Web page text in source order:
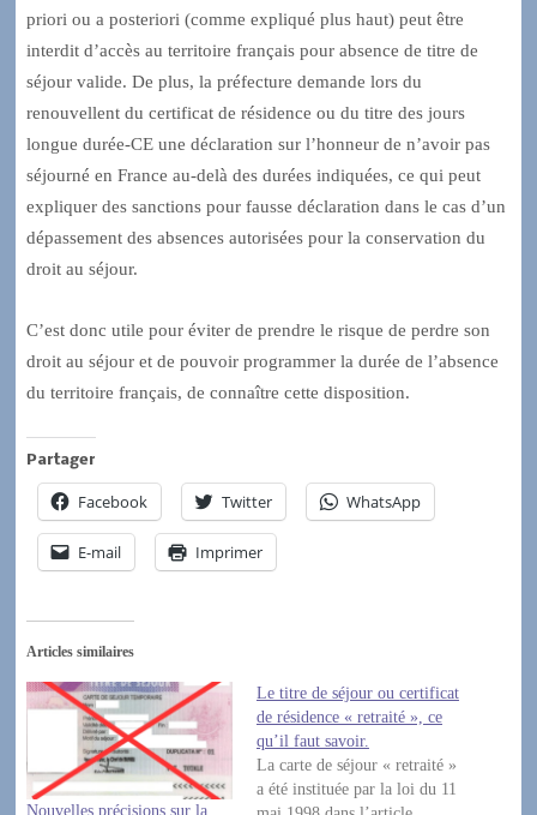
priori ou a posteriori (comme expliqué plus haut) peut être
interdit d’accès au territoire français pour absence de titre de
séjour valide. De plus, la préfecture demande lors du
renouvellent du certificat de résidence ou du titre des jours
longue durée-CE une déclaration sur l’honneur de n’avoir pas
séjourné en France au-delà des durées indiquées, ce qui peut
expliquer des sanctions pour fausse déclaration dans le cas d’un
dépassement des absences autorisées pour la conservation du
droit au séjour.
C’est donc utile pour éviter de prendre le risque de perdre son
droit au séjour et de pouvoir programmer la durée de l’absence
du territoire français, de connaître cette disposition.
Partager
Facebook Twitter WhatsApp
E-mail Imprimer
Articles similaires
Nouvelles précisions sur la
Le titre de séjour ou certificat
de résidence « retraité », ce
qu’il faut savoir.
La carte de séjour « retraité »
a été instituée par la loi du 11